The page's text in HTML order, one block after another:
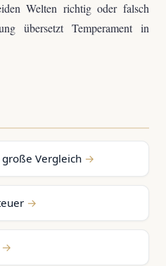
Welten richtig oder falsch
übersetzt Temperament in
große Vergleich